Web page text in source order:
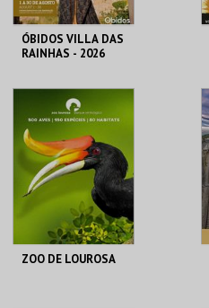
ÓBIDOS VILLA DAS
RAINHAS - 2026
CERCA CASTELO DE
ÓBIDOS
MAIS INFO
COMPRAR
ZOO DE LOUROSA